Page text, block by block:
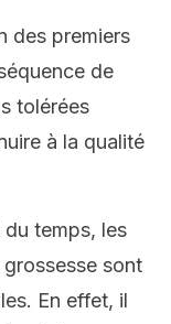
des premiers
de
tolérées
à la qualité
temps, les
sont
En effet, il